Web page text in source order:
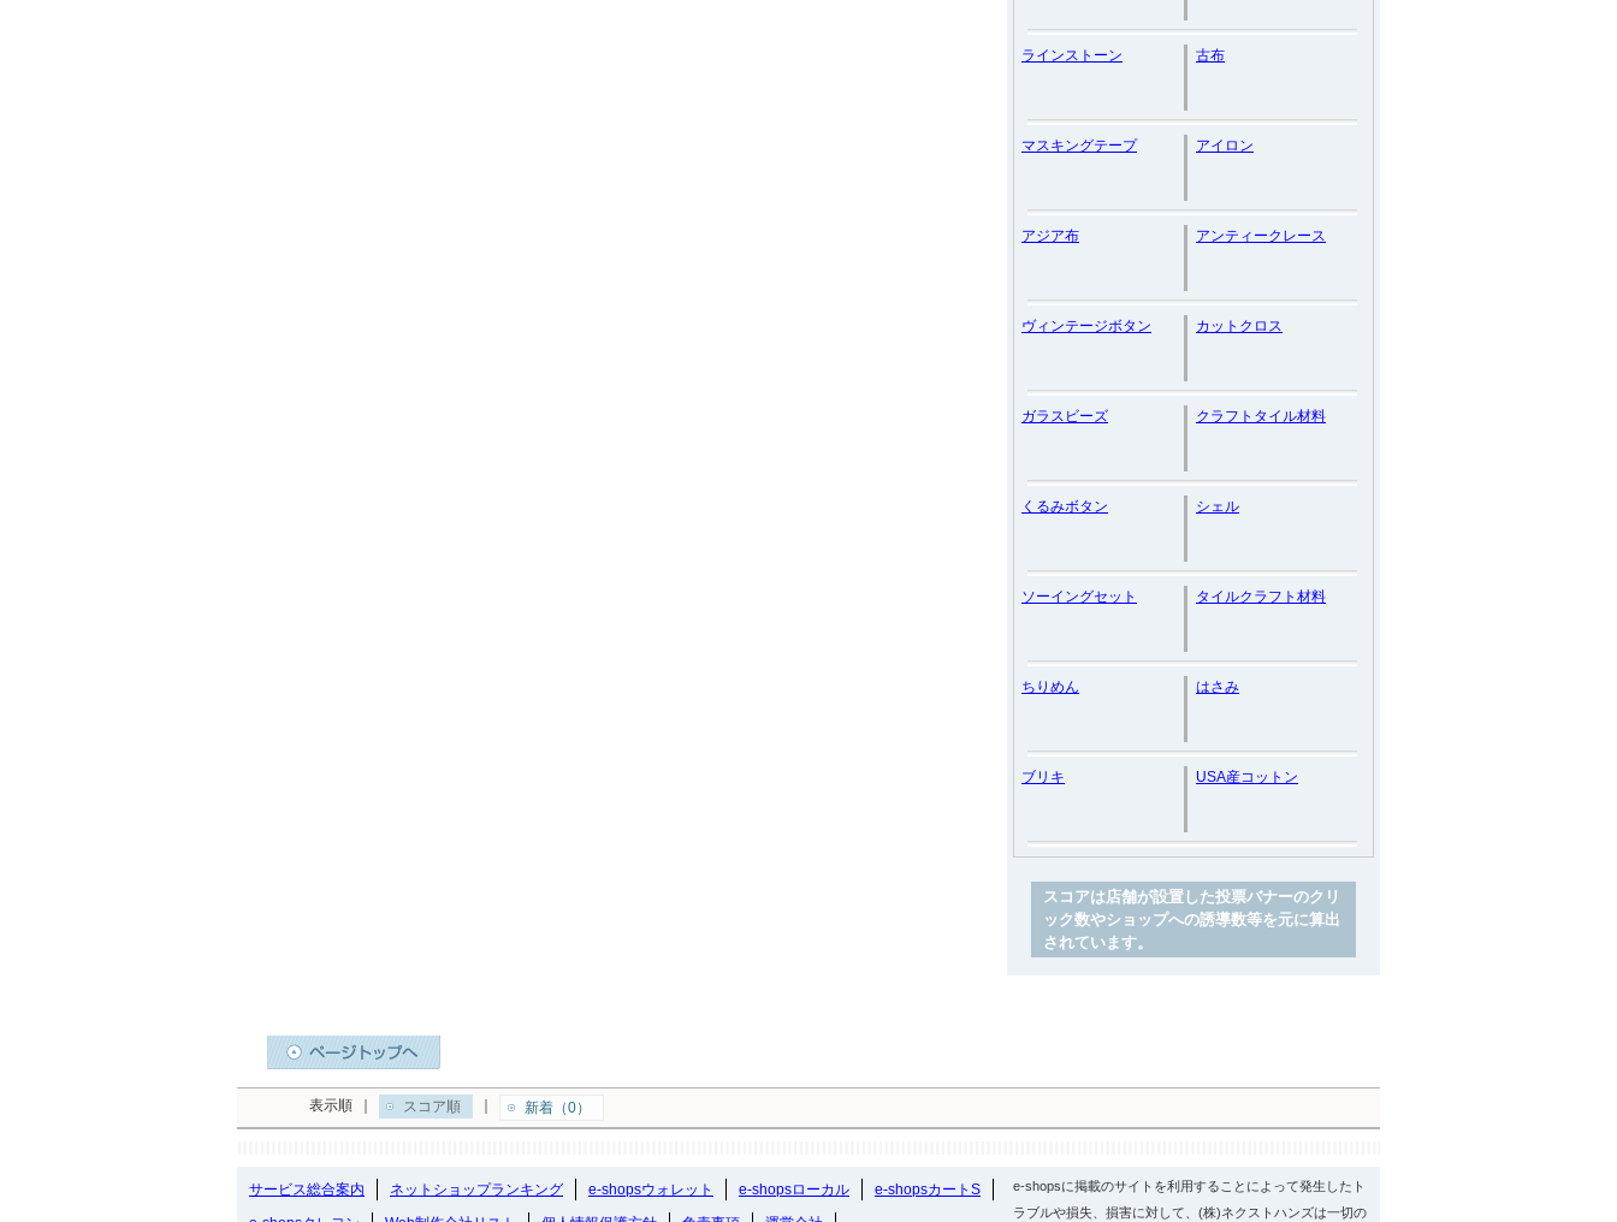
ラインストーン 古布
マスキングテープ アイロン
アジア布 アンティークレース
ヴィンテージボタン カットクロス
ガラスビーズ クラフトタイル材料
くるみボタン シェル
ソーイングセット タイルクラフト材料
ちりめん はさみ
ブリキ USA産コットン
スコアは店舗が設置した投票バナーのクリ
ック数やショップへの誘導数等を元に算出
されています。
表示順 スコア順 新着（0）
サービス総合案内 ネットショップランキング e-shopsウォレット e-shopsローカル
e-shopsカートS
e-shopsに掲載のサイトを利用することによって発生したト
ラブルや損失、損害に対して、(株)ネクストハンズは一切の